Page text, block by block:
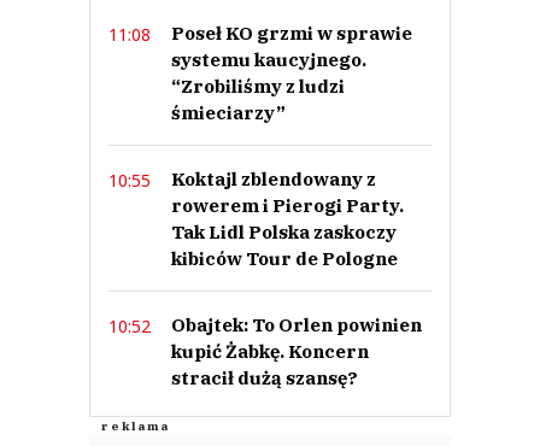
11:08
Poseł KO grzmi w sprawie
systemu kaucyjnego.
“Zrobiliśmy z ludzi
śmieciarzy”
10:55
Koktajl zblendowany z
rowerem i Pierogi Party.
Tak Lidl Polska zaskoczy
kibiców Tour de Pologne
10:52
Obajtek: To Orlen powinien
kupić Żabkę. Koncern
stracił dużą szansę?